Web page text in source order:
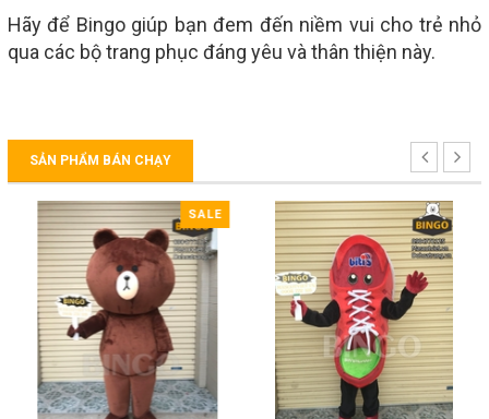
Hãy để Bingo giúp bạn đem đến niềm vui cho trẻ nhỏ
qua các bộ trang phục đáng yêu và thân thiện này.
SẢN PHẨM BÁN CHẠY
SALE